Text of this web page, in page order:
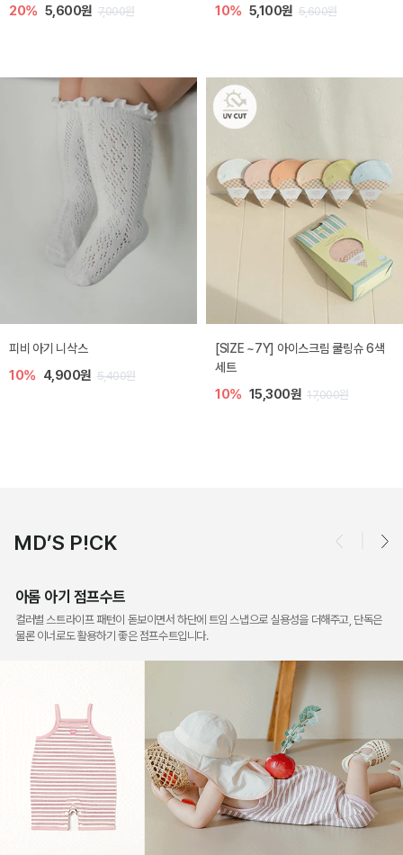
10% 11,700원 13,000원 10% 18,400원 20,400원
델린 아기 라피아 파나마햇
10% 16,800원 18,600원
체니 아기 썬햇
10%
MD’S P!CK
아롬 아기 점프수트
컬러별 스트라이프 패턴이 돋보이면서 하단에 트임 스냅으로 실용성을 더해주고, 단독은
물론 이너로도 활용하기 좋은 점프수트입니다.